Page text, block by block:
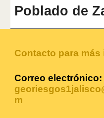
Poblado de
Contacto para
Correo electrónico:
m